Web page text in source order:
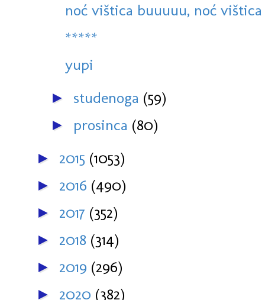
noć vištica buuuuu, noć
*****
yupi
► studenoga (59)
► prosinca (80)
► 2015 (1053)
► 2016 (490)
► 2017 (352)
► 2018 (314)
► 2019 (296)
► 2020 (382)